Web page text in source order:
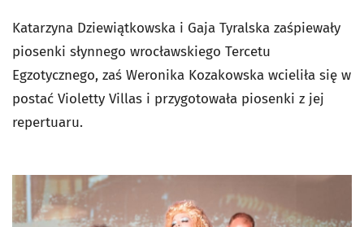
Katarzyna Dziewiątkowska i Gaja Tyralska zaśpiewały
piosenki słynnego wrocławskiego Tercetu
Egzotycznego, zaś Weronika Kozakowska wcieliła się w
postać Violetty Villas i przygotowała piosenki z jej
repertuaru.